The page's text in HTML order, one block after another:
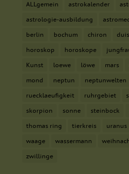
ALLgemein astrokalender
astrologie-ausbildung
berlin bochum chiron
horoskop horoskope
Kunst loewe löwe mars
mond neptun neptunwelten
ruecklaeufigkeit ruhrgebiet
skorpion sonne steinbock
thomas ring tierkreis uranus
waage wassermann
zwillinge